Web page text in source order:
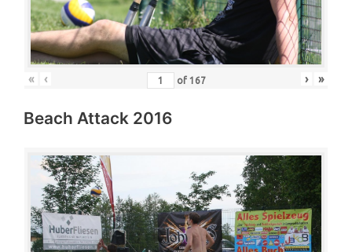
« ‹ of 167 › »
Beach Attack 2016